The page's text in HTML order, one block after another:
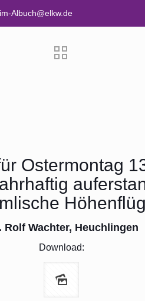
Albuch@elkw.de
Ostermontag
Rolf Wachter, Heuchlingen
Download: